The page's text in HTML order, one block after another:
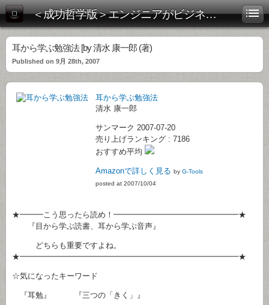
＜成功哲学版＞エンジニアがビジネス書を斬る！
耳から学ぶ勉強法 [by 清水 康一郎 (著)
Published on 9月 28th, 2007
耳から学ぶ勉強法
清水 康一郎
サンマーク 2007-07-20
売り上げランキング : 7186
おすすめ平均
Amazonで詳しく見る by G-Tools
posted at 2007/10/04
★━━━こう思ったら読め！━━━━━━━━━━━━━━━━★
『目から学ぶ読書、耳から学ぶ音声』
どちらも重要ですよね。
★━━━━━━━━━━━━━━━━━━━━━━━━━━━━★
☆気になったキーワード
『耳勉』 『三つの「きく」』